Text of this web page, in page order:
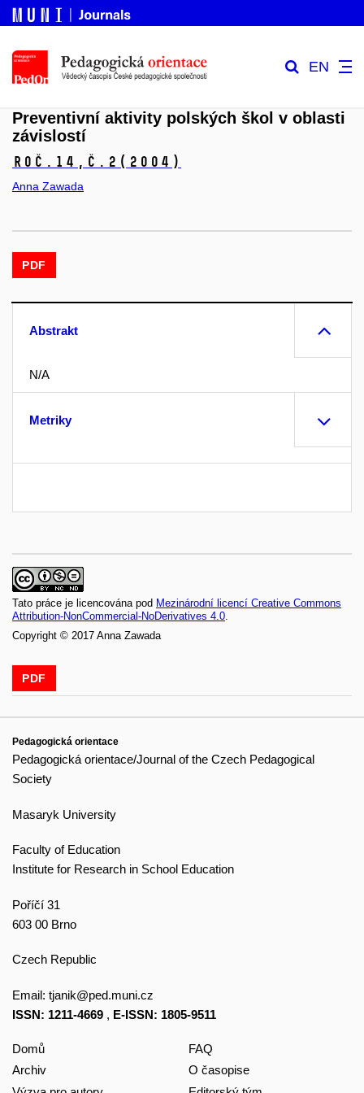
EN
Preventivní aktivity polských škol v oblasti
závislostí
Roč.14, č.2 (2004)
Anna Zawada
PDF
Abstrakt
N/A
Metriky
Tato práce je licencována pod Mezinárodní licencí Creative Commons
Attribution-NonCommercial-NoDerivatives 4.0.
Copyright © 2017 Anna Zawada
PDF
Pedagogická orientace
Pedagogická orientace/Journal of the Czech Pedagogical
Society
Masaryk University
Faculty of Education
Institute for Research in School Education
Poříčí 31
603 00 Brno
Czech Republic
Email: tjanik@ped.muni.cz
ISSN: 1211-4669 , E-ISSN: 1805-9511
Domů
Archiv
FAQ
O časopise